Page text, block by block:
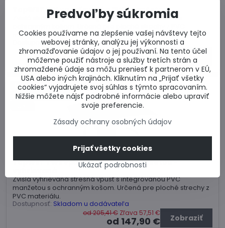
TopWET TW vpusť zvislá s PVC manžetou
Zvislá strešná vpusť s integrovanou PVC manžetou s
materiálu.
Dostupnosť:Skladom u dodávateľa
od 78,82 €
od 109,47 €Zľava 30,65 €
Zobraziť
TopWET TWE vpusť zvislá s PVC manžetou -
Doprava zdarma nad 600€
Dodanie do 4 dní
Zvislá vyhrievaná strešná vpusť s integrovanou PVC
manžetou s ochranným košom. Určená pre ploché strechy z
PVC materiálu.
Dostupnosť: Skladom u dodávateľa
od 147,90 €
od 205,41 € Zľava 57,51 €
Zobraziť
Predvoľby súkromia
Cookies používame na zlepšenie vašej návštevy tejto
webovej stránky, analýzu jej výkonnosti a
zhromažďovanie údajov o jej používaní. Na tento účel
môžeme použiť nástroje a služby tretích strán a
zhromaždené údaje sa môžu preniesť k partnerom v EÚ,
USA alebo iných krajinách. Kliknutím na „Prijať všetky
cookies“ vyjadrujete svoj súhlas s týmto spracovaním.
Nižšie môžete nájsť podrobné informácie alebo upraviť
svoje preferencie.
Zásady ochrany osobných údajov
Ukázať podrobnosti
Prijať všetky cookies